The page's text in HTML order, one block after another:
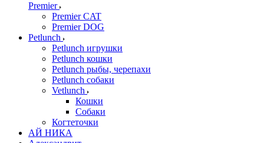
Premier
Premier CAT
Premier DOG
Petlunch
Petlunch игрушки
Petlunch кошки
Petlunch рыбы, черепахи
Petlunch собаки
Vetlunch
Кошки
Собаки
Когтеточки
АЙ НИКА